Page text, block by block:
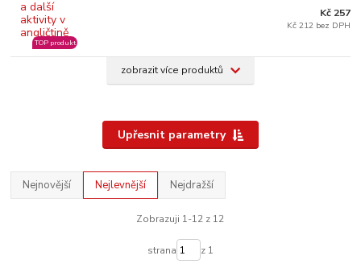
TOP produkt
Kč 257
Kč 212 bez DPH
zobrazit více produktů
Upřesnit parametry
Nejnovější Nejlevnější Nejdražší
Zobrazuji 1-12 z 12
strana z 1